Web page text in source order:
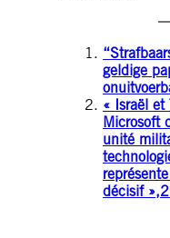
geldige
« Israël et
Microsoft
unité
décisif »,